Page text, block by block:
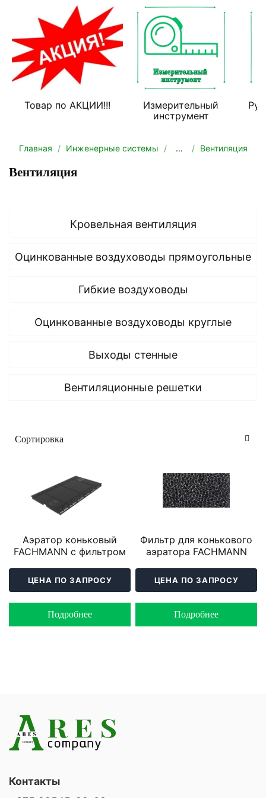
Товар по АКЦИИ!!!
Измерительный
инструмент
Главная Инженерные системы ... Вентиляция
Вентиляция
Кровельная вентиляция
Оцинкованные воздуховоды прямоугольные
Гибкие воздуховоды
Оцинкованные воздуховоды круглые
Выходы стенные
Вентиляционные решетки
Аэратор коньковый
FACHMANN с фильтром
ЦЕНА ПО ЗАПРОСУ
Подробнее
Фильтр для конькового
аэратора FACHMANN
ЦЕНА ПО ЗАПРОСУ
Подробнее
Контакты